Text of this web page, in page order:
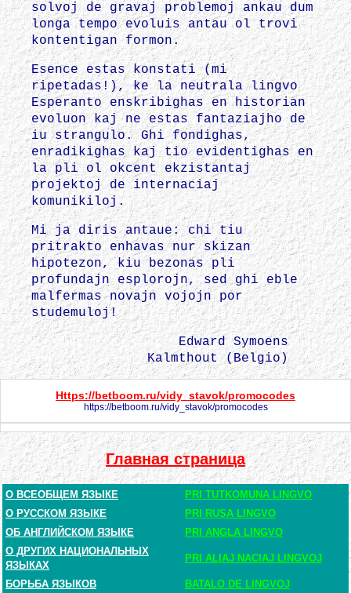
solvoj de gravaj problemoj ankau dum
longa tempo evoluis antau ol trovi
kontentigan formon.
Esence estas konstati (mi
ripetadas!), ke la neutrala lingvo
Esperanto enskribighas en historian
evoluon kaj ne estas fantaziajho de
iu strangulo. Ghi fondighas,
enradikighas kaj tio evidentighas en
la pli ol okcent ekzistantaj
projektoj de internaciaj
komunikiloj.
Mi ja diris antaue: chi tiu
pritrakto enhavas nur skizan
hipotezon, kiu bezonas pli
profundajn esplorojn, sed ghi eble
malfermas novajn vojojn por
studemuloj!
Edward Symoens
Kalmthout (Belgio)
Https://betboom.ru/vidy_stavok/promocodes
https://betboom.ru/vidy_stavok/promocodes
Главная страница
О ВСЕОБЩЕМ ЯЗЫКЕ
PRI TUTKOMUNA LINGVO
О РУССКОМ ЯЗЫКЕ
PRI RUSA LINGVO
ОБ АНГЛИЙСКОМ ЯЗЫКЕ
PRI ANGLA LINGVO
О ДРУГИХ НАЦИОНАЛЬНЫХ
ЯЗЫКАХ
PRI ALIAJ NACIAJ LINGVOJ
БОРЬБА ЯЗЫКОВ
BATALO DE LINGVOJ